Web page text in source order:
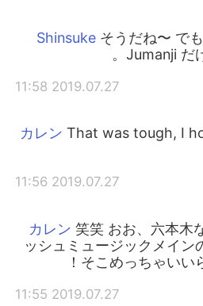
そうだね〜 で
Jumanji だ
2019.07.27 11:58
That was tough, I
2019.07.27 11:56
笑笑 おお、六本木
ッシュミュージックメイン
そこめっちゃいい
2019.07.27 11:55